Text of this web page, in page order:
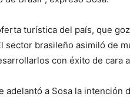
turística del país, que
sector brasileño asimiló de
con éxito de cara
adelantó a Sosa la intención